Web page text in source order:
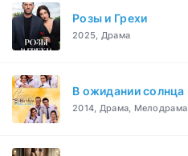
Розы и Грехи
2025, Драма
В ожидании солнца
2014, Драма, Мелодрама